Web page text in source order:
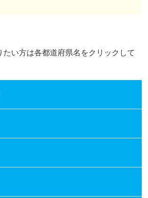
たい方は各都道府県名をクリックして